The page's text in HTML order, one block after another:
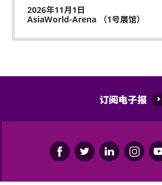
2026年11月1日
AsiaWorld-Arena （1号展馆）
订阅电子报